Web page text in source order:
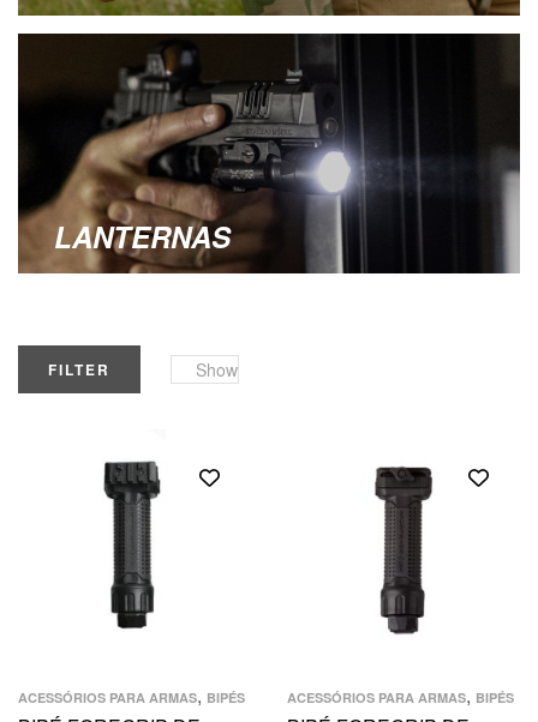
LANTERNAS
FILTER Show
ACESSÓRIOS PARA ARMAS, BIPÉS ACESSÓRIOS PARA ARMAS, BIPÉS